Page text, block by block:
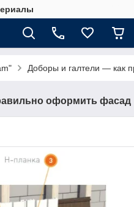
Доборы и галтели — как
оформить фасад